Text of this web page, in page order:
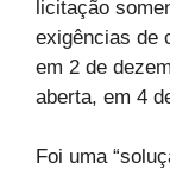
licitação
exigências de
em 2 de
aberta, em 4
Foi uma